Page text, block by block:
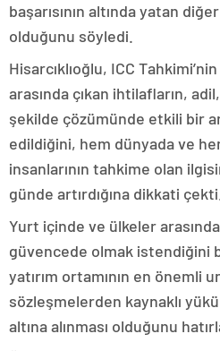
başarısının altında yatan
olduğunu söyledi.
Hisarcıklıoğlu, ICC
arasında çıkan ihtilafların,
şekilde çözümünde etkili bir
edildiğini, hem dünyada ve
insanlarının tahkime olan
günde artırdığına dikkati çekti.
Yurt içinde ve ülkeler
güvencede olmak istendiğini
yatırım ortamının en önemli
sözleşmelerden kaynaklı
altına alınması olduğunu